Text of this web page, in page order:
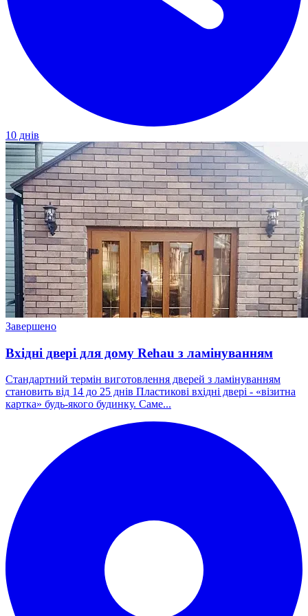
10 днів
Завершено
Вхідні двері для дому Rehau з ламінуванням
Стандартний термін виготовлення дверей з ламінуванням
становить від 14 до 25 днів Пластикові вхідні двері - «візитна
картка» будь-якого будинку. Саме...